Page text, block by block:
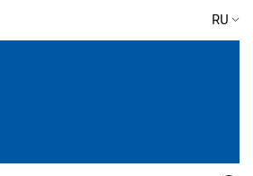
RU